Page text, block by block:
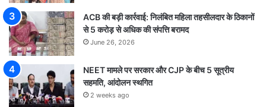
ACB की बड़ी कार्रवाई: निलंबित महिला तहसीलदार के ठिकानों
से 5 करोड़ से अधिक की संपत्ति बरामद
June 26, 2026
NEET मामले पर सरकार और CJP के बीच 5 सूत्रीय
सहमति, आंदोलन स्थगित
2 weeks ago